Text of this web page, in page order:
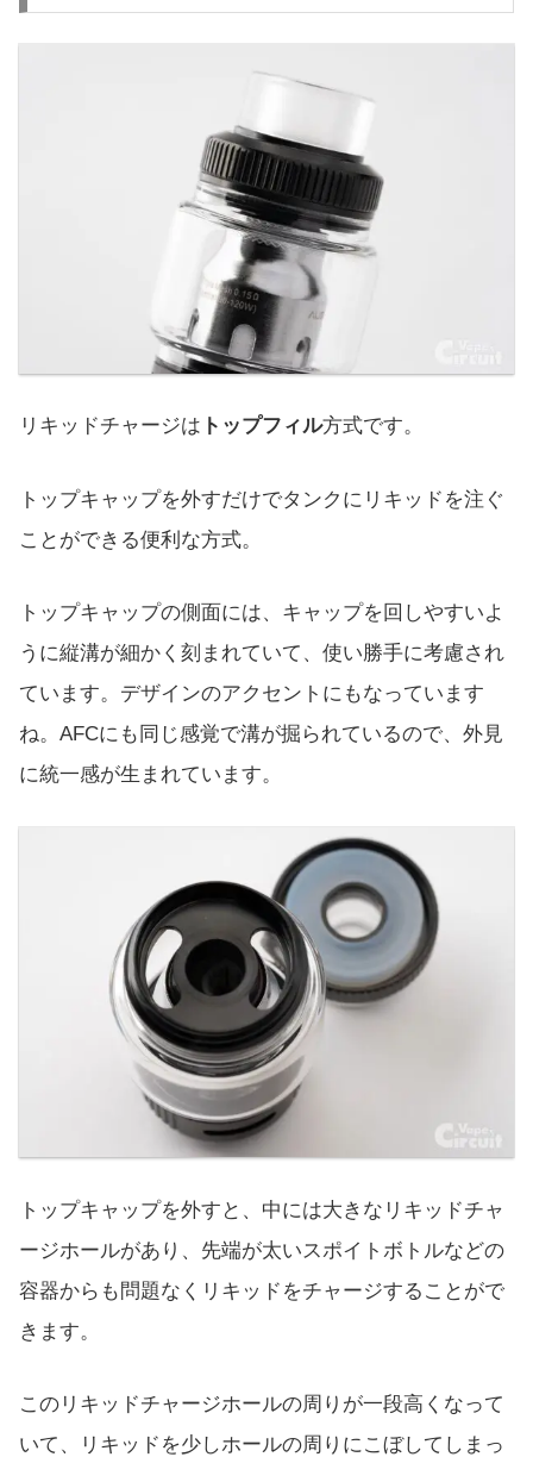
リキッドチャージは トップフィル方式です。
トップキャップを外すだけでタンクにリキッドを注ぐ
ことができる便利な方式。
トップキャップの側面には、キャップを回しやすいよ
うに縦溝が細かく刻まれていて、使い勝手に考慮され
ています。デザインのアクセントにもなっています
ね。AFCにも同じ感覚で溝が掘られているので、外見
に統一感が生まれています。
トップキャップを外すと、中には大きなリキッドチャ
ージホールがあり、先端が太いスポイトボトルなどの
容器からも問題なくリキッドをチャージすることがで
きます。
このリキッドチャージホールの周りが一段高くなって
いて、リキッドを少しホールの周りにこぼしてしまっ